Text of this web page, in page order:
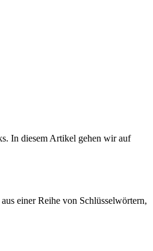
In diesem Artikel gehen wir auf
einer Reihe von Schlüsselwörtern,